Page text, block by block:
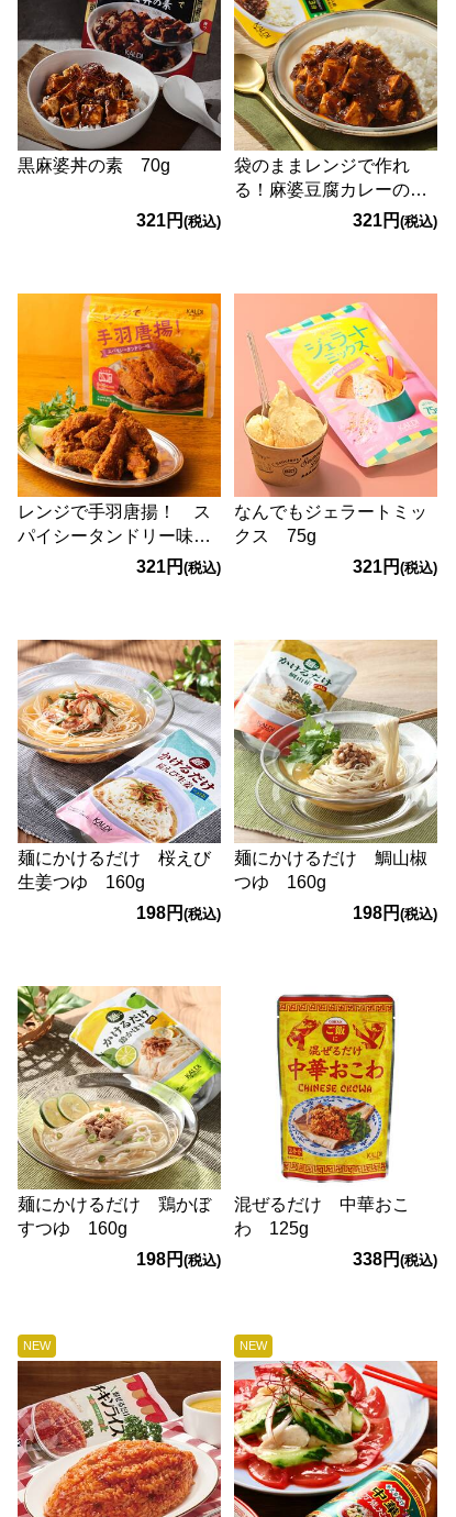
黒麻婆丼の素 70g
321円(税込)
袋のままレンジで作れ
る！麻婆豆腐カレーの
321円 (税込)
レンジで手羽唐揚！ ス
パイシータンドリー味
321円(税込)
なんでもジェラートミッ
クス 75g
321円 (税込)
麺にかけるだけ 桜えび
生姜つゆ 160g
198円(税込)
麺にかけるだけ 鯛山椒
つゆ 160g
198円 (税込)
麺にかけるだけ 鶏かぼ
すつゆ 160g
198円(税込)
混ぜるだけ 中華おこ
わ 125g
338円 (税込)
NEW NEW